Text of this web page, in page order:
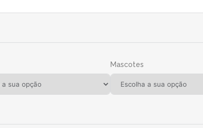
Mascotes